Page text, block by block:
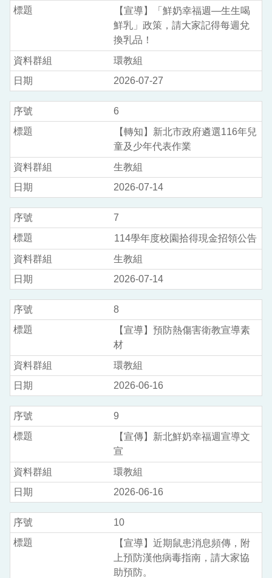
【宣導】「鮮奶幸福週—生生喝
鮮乳」政策，請大家記得每週兌
換乳品！
環教組
2026-07-27
6
【轉知】新北市政府遴選116年兒
童及少年代表作業
生教組
2026-07-14
7
114學年度校園拾得現金招領公告
生教組
2026-07-14
8
【宣導】預防熱傷害衛教宣導素
材
環教組
2026-06-16
9
【宣傳】新北鮮奶幸福週宣導文
宣
環教組
2026-06-16
10
【宣導】近期鼠患消息頻傳，附
上預防漢他病毒指南，請大家協
助預防。